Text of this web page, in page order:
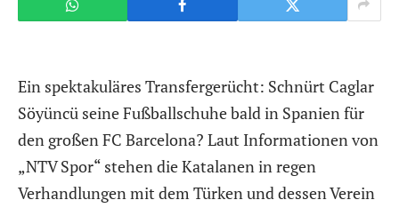
Ein spektakuläres Transfergerücht: Schnürt Caglar
Söyüncü seine Fußballschuhe bald in Spanien für
den großen FC Barcelona? Laut Informationen von
„NTV Spor“ stehen die Katalanen in regen
Verhandlungen mit dem Türken und dessen Verein